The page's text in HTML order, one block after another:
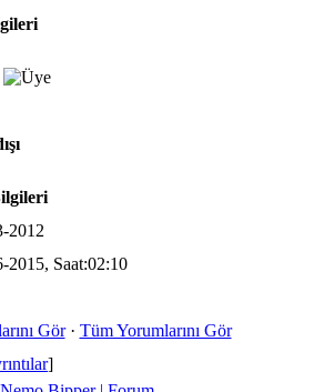
2012
2015, Saat:02:10
Gör· Tüm Yorumlarını Gör
]